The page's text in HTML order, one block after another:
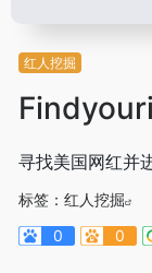
红人挖掘
寻找美国网红并
标签： 红人挖掘
0
0